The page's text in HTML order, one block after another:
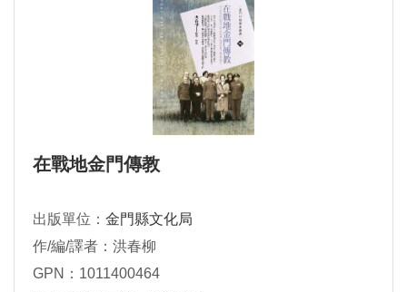
在戰地金門傳教
出版單位： 金門縣文化局
作/編/譯者：洪春柳
GPN：1011400464